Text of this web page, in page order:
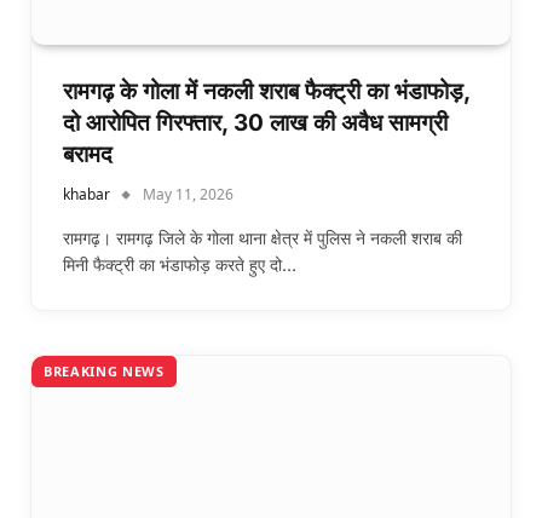
रामगढ़ के गोला में नकली शराब फैक्ट्री का भंडाफोड़,
दो आरोपित गिरफ्तार, 30 लाख की अवैध सामग्री
बरामद
khabar May 11, 2026
रामगढ़। रामगढ़ जिले के गोला थाना क्षेत्र में पुलिस ने नकली शराब की
मिनी फैक्ट्री का भंडाफोड़ करते हुए दो…
BREAKING NEWS